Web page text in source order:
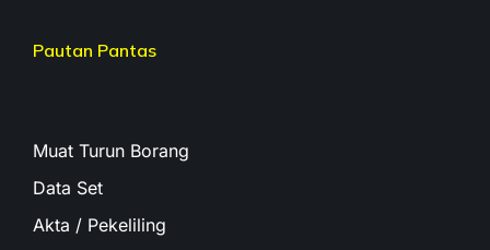
Pautan Pantas
Muat Turun Borang
Data Set
Akta / Pekeliling